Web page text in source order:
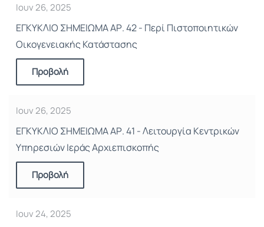
Ιουν 26, 2025
ΕΓΚΥΚΛΙΟ ΣΗΜΕΙΩΜΑ ΑΡ. 42 - Περί Πιστοποιητικών
Οικογενειακής Κατάστασης
Προβολή
Ιουν 26, 2025
ΕΓΚΥΚΛΙΟ ΣΗΜΕΙΩΜΑ ΑΡ. 41 - Λειτουργία Κεντρικών
Υπηρεσιών Ιεράς Αρχιεπισκοπής
Προβολή
Ιουν 24, 2025